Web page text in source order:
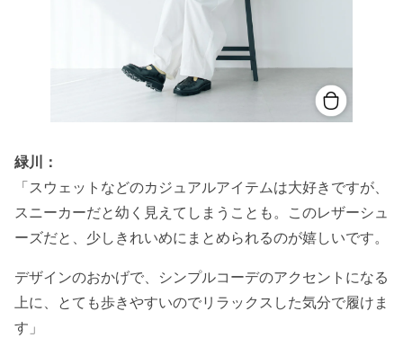
緑川：
「スウェットなどのカジュアルアイテムは大好きですが、
スニーカーだと幼く見えてしまうことも。このレザーシュ
ーズだと、少しきれいめにまとめられるのが嬉しいです。
デザインのおかげで、シンプルコーデのアクセントになる
上に、とても歩きやすいのでリラックスした気分で履けま
す」